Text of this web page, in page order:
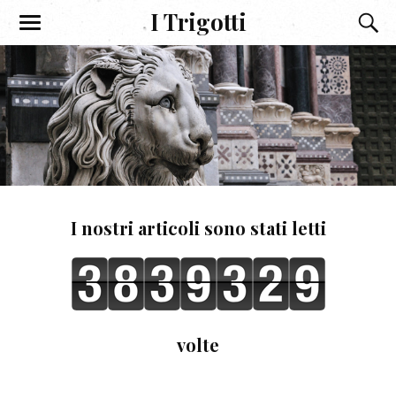
I Trigotti
I nostri articoli sono stati letti
volte